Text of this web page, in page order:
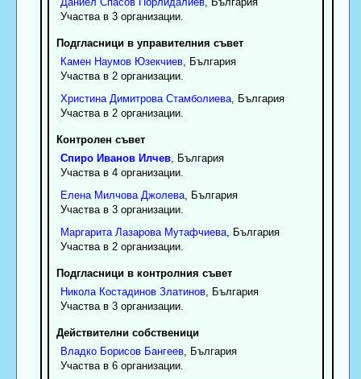
Участва в 3 организации.
Подгласници в управителния съвет
Камен Наумов Юзекчиев, България
Участва в 2 организации.
Христина Димитрова Стамболиева, България
Участва в 2 организации.
Контролен съвет
Спиро Иванов Илчев, България
Участва в 4 организации.
Елена Милчова Джолева, България
Участва в 3 организации.
Маргарита Лазарова Мутафчиева, България
Участва в 2 организации.
Подгласници в контролния съвет
Никола Костадинов Златинов, България
Участва в 3 организации.
Действителни собственици
Владко Борисов Бангеев, България
Участва в 6 организации.